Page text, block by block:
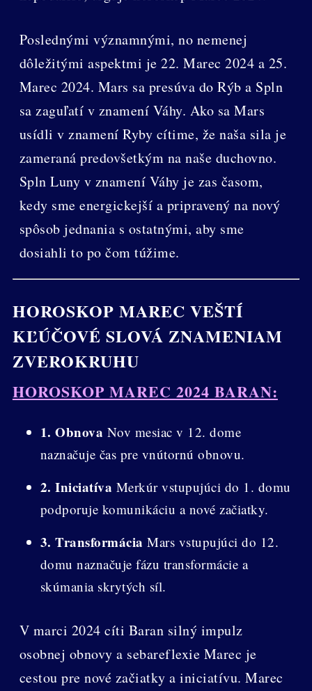
Poslednými významnými, no nemenej
dôležitými aspektmi je 22. Marec 2024 a 25.
Marec 2024. Mars sa presúva do Rýb a Spln
sa zaguľatí v znamení Váhy. Ako sa Mars
usídli v znamení Ryby cítime, že naša sila je
zameraná predovšetkým na naše duchovno.
Spln Luny v znamení Váhy je zas časom,
kedy sme energickejší a pripravený na nový
spôsob jednania s ostatnými, aby sme
dosiahli to po čom túžime.
HOROSKOP MAREC VEŠTÍ
KĽÚČOVÉ SLOVÁ ZNAMENIAM
ZVEROKRUHU
HOROSKOP MAREC 2024 BARAN:
1. Obnova Nov mesiac v 12. dome
naznačuje čas pre vnútornú obnovu.
2. Iniciatíva Merkúr vstupujúci do 1. domu
podporuje komunikáciu a nové začiatky.
3. TransformáciaMars vstupujúci do 12.
domu naznačuje fázu transformácie a
skúmania skrytých síl.
V marci 2024 cíti Baran silný impulz
osobnej obnovy a sebareflexie Marec je
cestou pre nové začiatky a iniciatívu. Marec